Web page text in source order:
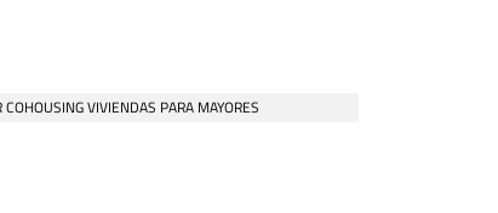
VIVIENDAS PARA MAYORES